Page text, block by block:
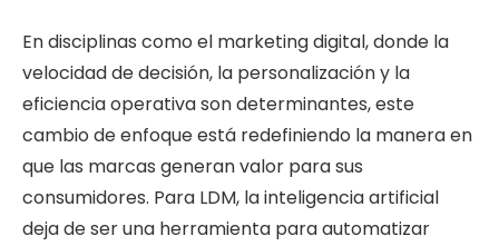
En disciplinas como el marketing digital, donde la
velocidad de decisión, la personalización y la
eficiencia operativa son determinantes, este
cambio de enfoque está redefiniendo la manera en
que las marcas generan valor para sus
consumidores. Para LDM, la inteligencia artificial
deja de ser una herramienta para automatizar